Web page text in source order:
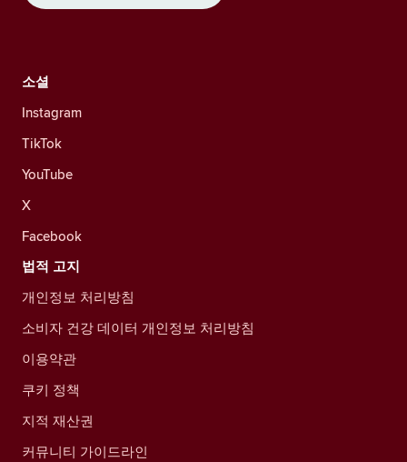
소셜
Instagram
TikTok
YouTube
X
Facebook
법적 고지
개인정보 처리방침
소비자 건강 데이터 개인정보 처리방침
이용약관
쿠키 정책
지적 재산권
커뮤니티 가이드라인